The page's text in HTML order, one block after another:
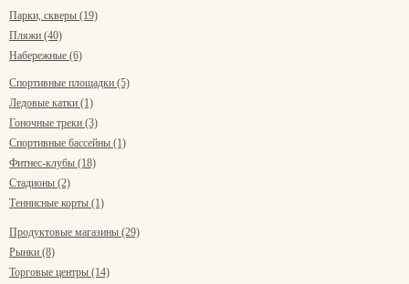
Парки, скверы (19)
Пляжи (40)
Набережные (6)
Спортивные площадки (5)
Ледовые катки (1)
Гоночные треки (3)
Спортивные бассейны (1)
Фитнес-клубы (18)
Стадионы (2)
Теннисные корты (1)
Продуктовые магазины (29)
Рынки (8)
Торговые центры (14)